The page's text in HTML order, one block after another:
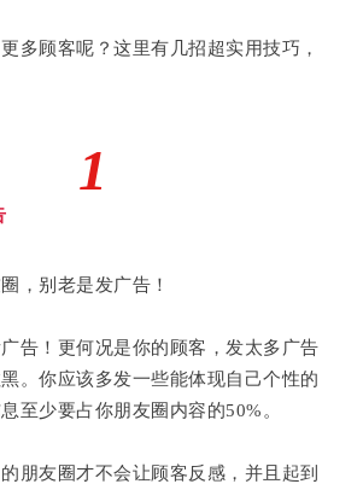
多顾客呢？这里有几招超实用技巧，
1
，别老是发广告！
告！ 更何况是你的顾客，发太多广告
。 你应该多发一些能体现自己个性的
至少要占你朋友圈内容的50%。
朋友圈才不会让顾客反感，并且起到